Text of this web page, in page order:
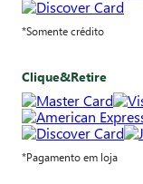
*Somente crédito
Clique&Retire
*Pagamento em loja